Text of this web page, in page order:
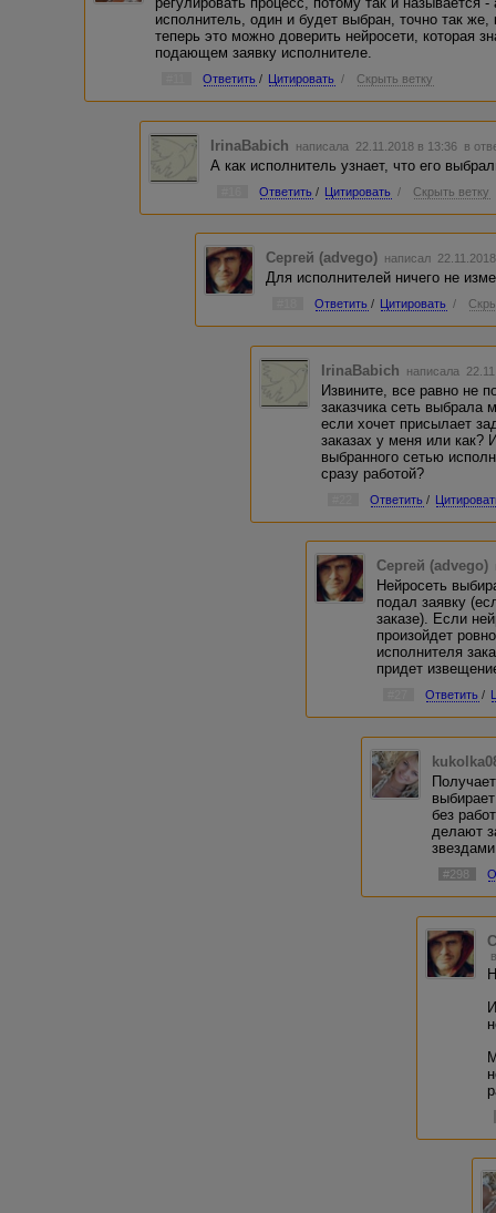
исполнитель, один и будет выбран, точно так же,
теперь это можно доверить нейросети, которая
подающем заявку исполнителе.
Ответить / Цитировать / Скрыть ветку
IrinaBabich написала 22.11.2018 в 13:36 в
А как исполнитель узнает, что его
Ответить / Цитировать / Скрыть ветку
Сергей (advego) написал
Для исполнителей ничего не
Ответить / Цитировать /
IrinaBabich написала
Извините, все равно не
заказчика сеть выбрала
если хочет присылает
заказах у меня или как?
выбранного сетью
сразу работой?
Ответить /
Сергей (advego)
Нейросеть
подал заявку
заказе). Если
произойдет
исполнителя
придет
Ответить /
без
делают
#298